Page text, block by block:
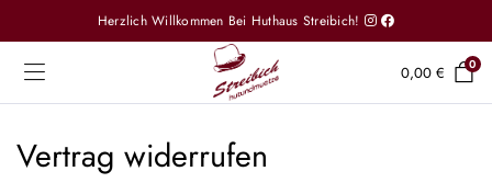
Herzlich Willkommen Bei Huthaus Streibich!
0,00 € 0
Vertrag widerrufen